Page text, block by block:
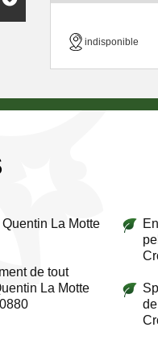
indisponible
La Motte
de tout
La Motte